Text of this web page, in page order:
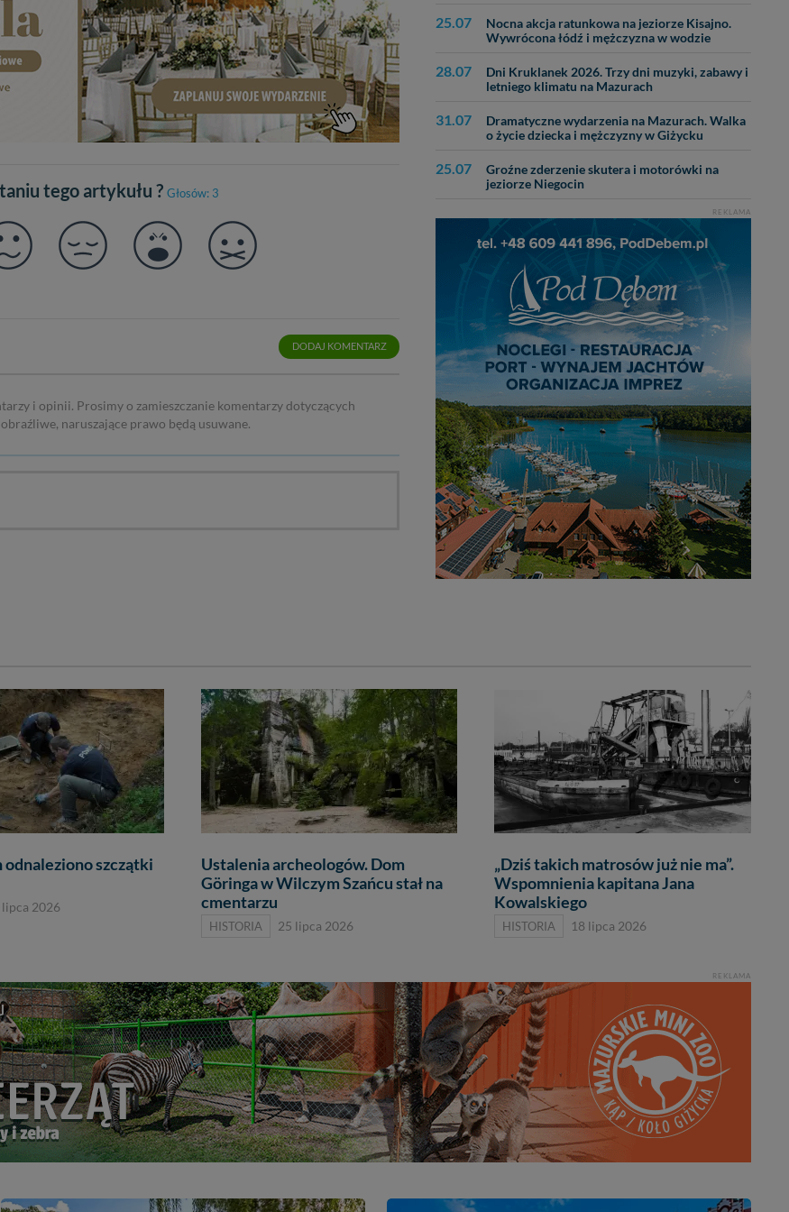
tego artykułu ? Głosów: 3
DODAJ KOMENTARZ
i opinii. Prosimy o zamieszczanie komentarzy dotyczących
naruszające prawo będą usuwane.
25.07
Nocna akcja ratunkowa na jeziorze Kisajno.
Wywrócona łódź i mężczyzna w wodzie
28.07
Dni Kruklanek 2026. Trzy dni muzyki, zabawy i
letniego klimatu na Mazurach
31.07
Dramatyczne wydarzenia na Mazurach. Walka
o życie dziecka i mężczyzny w Giżycku
25.07
Groźne zderzenie skutera i motorówki na
jeziorze Niegocin
REKLAMA
odnaleziono szczątki
lipca 2026
Ustalenia archeologów. Dom
Göringa w Wilczym Szańcu stał na
cmentarzu
HISTORIA 25 lipca 2026
„Dziś takich matrosów już nie ma”.
Wspomnienia kapitana Jana
Kowalskiego
HISTORIA 18 lipca 2026
REKLAMA
dostępu do swoich danych, zażądać ich poprawienia lub usunięcia, zabronić ich
że nie zawsze jest możliwe techniczne zrealizowanie Twoich praw w odniesieniu do
cookies. Twoja przeglądarka umożliwia Ci skasowanie tych plików - w pewnych
tego zrobić za Ciebie.
odkrywania Mazur na nowo...